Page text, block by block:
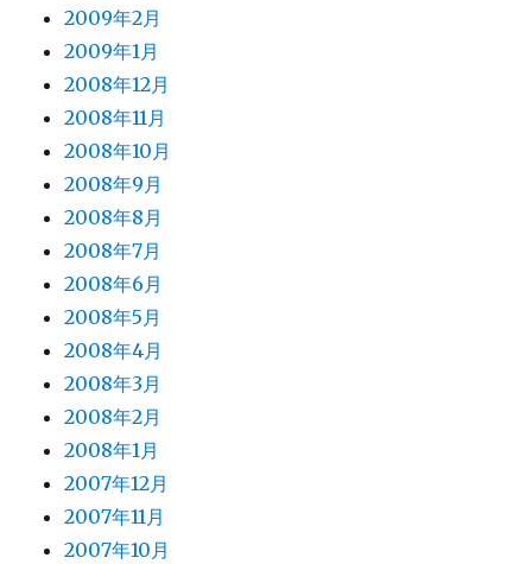
2009年2月
2009年1月
2008年12月
2008年11月
2008年10月
2008年9月
2008年8月
2008年7月
2008年6月
2008年5月
2008年4月
2008年3月
2008年2月
2008年1月
2007年12月
2007年11月
2007年10月